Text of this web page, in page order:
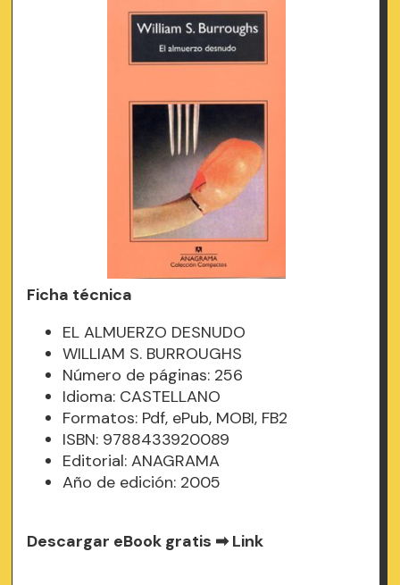
Ficha técnica
EL ALMUERZO DESNUDO
WILLIAM S. BURROUGHS
Número de páginas: 256
Idioma: CASTELLANO
Formatos: Pdf, ePub, MOBI, FB2
ISBN: 9788433920089
Editorial: ANAGRAMA
Año de edición: 2005
Descargar eBook gratis ➡Link